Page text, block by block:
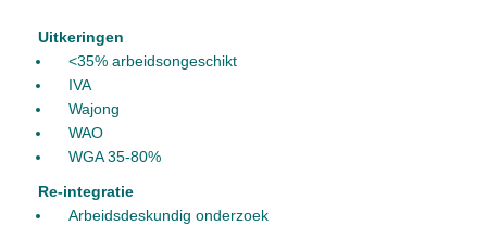
Uitkeringen
<35% arbeidsongeschikt
IVA
Wajong
WAO
WGA 35-80%
Re-integratie
Arbeidsdeskundig onderzoek